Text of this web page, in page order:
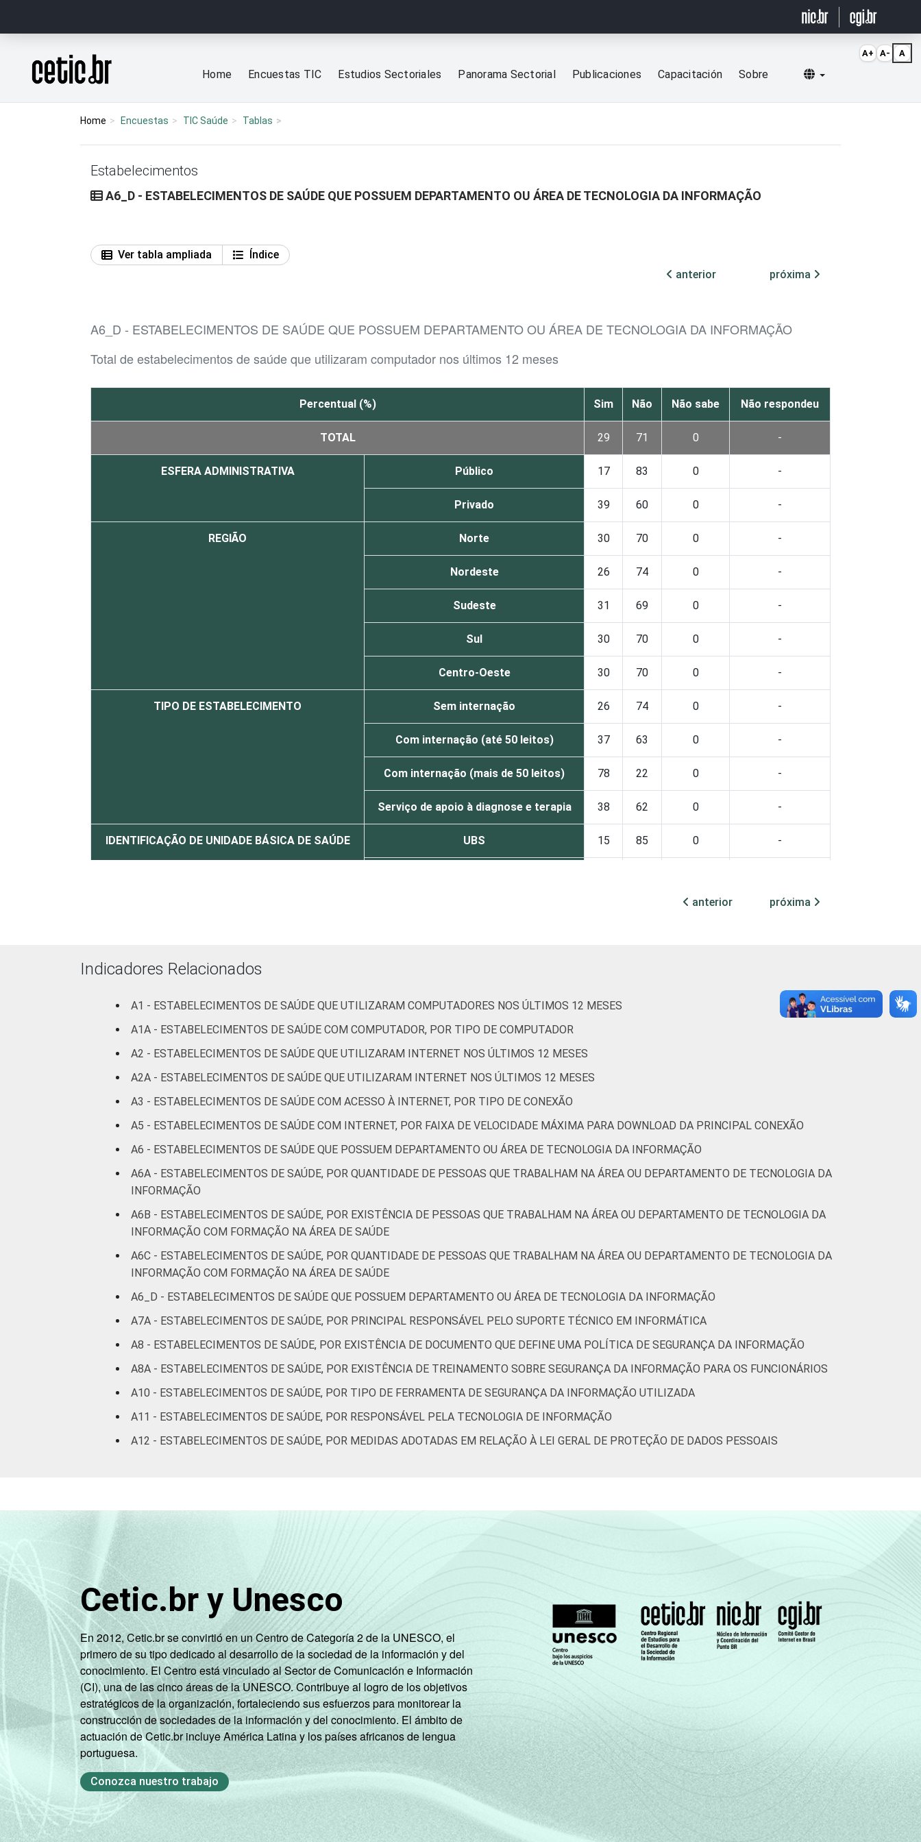
Página inicial
Home Encuestas TIC Estudios Sectoriales Panorama Sectorial Publicaciones Capacitación Sobre Selecionar idioma
Home Encuestas TIC Saúde Tablas
Estabelecimentos
A6_D - ESTABELECIMENTOS DE SAÚDE QUE POSSUEM DEPARTAMENTO OU ÁREA DE TECNOLOGIA DA INFORMAÇÃO
Ver tabla ampliada
Índice
anterior
próxima
A6_D - ESTABELECIMENTOS DE SAÚDE QUE POSSUEM DEPARTAMENTO OU ÁREA DE TECNOLOGIA DA INFORMAÇÃO
Total de estabelecimentos de saúde que utilizaram computador nos últimos 12 meses
Percentual (%) Sim Não Não sabe Não respondeu
TOTAL 29 71 0 -
ESFERA ADMINISTRATIVA Público 17 83 0 -
Privado 39 60 0 -
REGIÃO Norte 30 70 0 -
Nordeste 26 74 0 -
Sudeste 31 69 0 -
Sul 30 70 0 -
Centro-Oeste 30 70 0 -
TIPO DE ESTABELECIMENTO Sem internação 26 74 0 -
Com internação (até 50 leitos) 37 63 0 -
Com internação (mais de 50 leitos) 78 22 0 -
Serviço de apoio à diagnose e terapia 38 62 0 -
IDENTIFICAÇÃO DE UNIDADE BÁSICA DE SAÚDE UBS 15 85 0 -
0 -
Fonte: CGI/NIC.br, Centro Regional de Estudos para o Desenvolvimento da Sociedade da Informação (Cetic.br), Pesquisa sobre o uso das
anterior próxima
Indicadores Relacionados
A1 - ESTABELECIMENTOS DE SAÚDE QUE UTILIZARAM COMPUTADORES NOS ÚLTIMOS 12 MESES
A1A - ESTABELECIMENTOS DE SAÚDE COM COMPUTADOR, POR TIPO DE COMPUTADOR
A2 - ESTABELECIMENTOS DE SAÚDE QUE UTILIZARAM INTERNET NOS ÚLTIMOS 12 MESES
A2A - ESTABELECIMENTOS DE SAÚDE QUE UTILIZARAM INTERNET NOS ÚLTIMOS 12 MESES
A3 - ESTABELECIMENTOS DE SAÚDE COM ACESSO À INTERNET, POR TIPO DE CONEXÃO
A5 - ESTABELECIMENTOS DE SAÚDE COM INTERNET, POR FAIXA DE VELOCIDADE MÁXIMA PARA DOWNLOAD DA PRINCIPAL CONEXÃO
A6 - ESTABELECIMENTOS DE SAÚDE QUE POSSUEM DEPARTAMENTO OU ÁREA DE TECNOLOGIA DA INFORMAÇÃO
A6A - ESTABELECIMENTOS DE SAÚDE, POR QUANTIDADE DE PESSOAS QUE TRABALHAM NA ÁREA OU DEPARTAMENTO DE TECNOLOGIA DA
INFORMAÇÃO
A6B - ESTABELECIMENTOS DE SAÚDE, POR EXISTÊNCIA DE PESSOAS QUE TRABALHAM NA ÁREA OU DEPARTAMENTO DE TECNOLOGIA DA
INFORMAÇÃO COM FORMAÇÃO NA ÁREA DE SAÚDE
A6C - ESTABELECIMENTOS DE SAÚDE, POR QUANTIDADE DE PESSOAS QUE TRABALHAM NA ÁREA OU DEPARTAMENTO DE TECNOLOGIA DA
INFORMAÇÃO COM FORMAÇÃO NA ÁREA DE SAÚDE
A6_D - ESTABELECIMENTOS DE SAÚDE QUE POSSUEM DEPARTAMENTO OU ÁREA DE TECNOLOGIA DA INFORMAÇÃO
A7A - ESTABELECIMENTOS DE SAÚDE, POR PRINCIPAL RESPONSÁVEL PELO SUPORTE TÉCNICO EM INFORMÁTICA
A8 - ESTABELECIMENTOS DE SAÚDE, POR EXISTÊNCIA DE DOCUMENTO QUE DEFINE UMA POLÍTICA DE SEGURANÇA DA INFORMAÇÃO
A8A - ESTABELECIMENTOS DE SAÚDE, POR EXISTÊNCIA DE TREINAMENTO SOBRE SEGURANÇA DA INFORMAÇÃO PARA OS FUNCIONÁRIOS
A10 - ESTABELECIMENTOS DE SAÚDE, POR TIPO DE FERRAMENTA DE SEGURANÇA DA INFORMAÇÃO UTILIZADA
A11 - ESTABELECIMENTOS DE SAÚDE, POR RESPONSÁVEL PELA TECNOLOGIA DE INFORMAÇÃO
A12 - ESTABELECIMENTOS DE SAÚDE, POR MEDIDAS ADOTADAS EM RELAÇÃO À LEI GERAL DE PROTEÇÃO DE DADOS PESSOAIS
Cetic.br y Unesco
En 2012, Cetic.br se convirtió en un Centro de Categoría 2 de la UNESCO, el
primero de su tipo dedicado al desarrollo de la sociedad de la información y del
conocimiento. El Centro está vinculado al Sector de Comunicación e Información
(CI), una de las cinco áreas de la UNESCO. Contribuye al logro de los objetivos
estratégicos de la organización, fortaleciendo sus esfuerzos para monitorear la
construcción de sociedades de la información y del conocimiento. El ámbito de
actuación de Cetic.br incluye América Latina y los países africanos de lengua
portuguesa.
Conozca nuestro trabajo
A+ A- A